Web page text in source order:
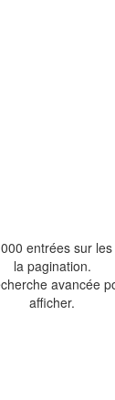
entrées sur
la pagination.
avancée
afficher.